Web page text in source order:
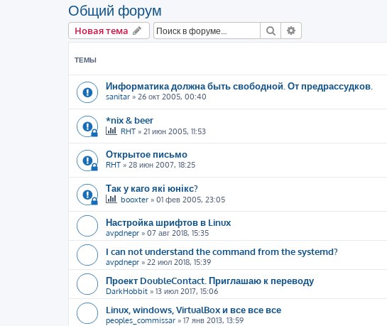
Общий форум
Новая тема Поиск
ТЕМЫ
Информатика должна быть свободной. От предрассудков.
sanitar » 26 окт 2005, 00:40
*nix & beer
RHT » 21 июн 2005, 11:53
Открытое письмо
RHT » 28 июн 2007, 18:25
Так у каго які юнікс?
booxter » 01 фев 2005, 23:05
Настройка шрифтов в Linux
avpdnepr » 07 авг 2018, 15:35
I can not understand the command from the systemd?
avpdnepr » 22 июл 2018, 15:39
Проект DoubleContact. Приглашаю к переводу
DarkHobbit » 13 июл 2017, 15:06
Linux, windows, VirtualBox и все все все
peoples_commissar » 17 янв 2013, 13:59